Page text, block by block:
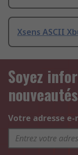
Xsens ASCII
Soyez
Votre adresse